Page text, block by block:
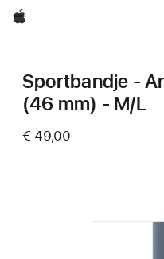
Apple
Sportbandje -
(46 mm) - M/L
€ 49,00